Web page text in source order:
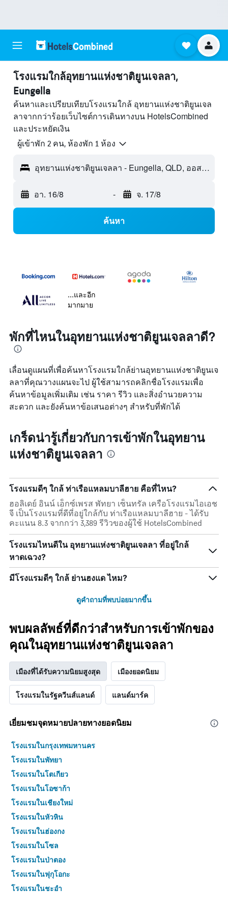
โรงแรมใกล้อุทยานแห่งชาติยูนเจลลา,
Eungella
ค้นหาและเปรียบเทียบโรงแรมใกล้ อุทยานแห่งชาติยูนเจล
ลาจากกว่าร้อยเว็บไซต์การเดินทางบน HotelsCombined
และประหยัดเงิน
ผู้เข้าพัก 2 คน, ห้องพัก 1 ห้อง
อุทยานแห่งชาติยูนเจลลา - Eungella, QLD, ออสเตรเลีย
อา. 16/8 - จ. 17/8
ค้นหา
...และอีก
มากมาย
พักที่ไหนในอุทยานแห่งชาติยูนเจลลาดี?
เลื่อนดูแผนที่เพื่อค้นหาโรงแรมใกล้ย่านอุทยานแห่งชาติยูนเจ
ลลาที่คุณวางแผนจะไป ผู้ใช้สามารถคลิกชื่อโรงแรมเพื่อ
ค้นหาข้อมูลเพิ่มเติม เช่น ราคา รีวิว และสิ่งอำนวยความ
สะดวก และยังค้นหาข้อเสนอต่างๆ สำหรับที่พักได้
เกร็ดน่ารู้เกี่ยวกับการเข้าพักในอุทยาน
แห่งชาติยูนเจลลา
โรงแรมดีๆ ใกล้ ท่าเรือแหลมบาลีฮาย คือที่ไหน?
ฮอลิเดย์ อินน์ เอ็กซ์เพรส พัทยา เซ็นทรัล เครือโรงแรมไอเอช
จี เป็นโรงแรมที่ดีที่อยู่ใกล้กับ ท่าเรือแหลมบาลีฮาย - ได้รับ
คะแนน 8.3 จากกว่า 3,389 รีวิวของผู้ใช้ HotelsCombined
โรงแรมไหนดีใน อุทยานแห่งชาติยูนเจลลา ที่อยู่ใกล้
หาดเฉวง?
มีโรงแรมดีๆ ใกล้ ย่านฮงแด ไหม?
ดูคำถามที่พบบ่อยมากขึ้น
พบผลลัพธ์ที่ดีกว่าสำหรับการเข้าพักของ
คุณในอุทยานแห่งชาติยูนเจลลา
เมืองที่ได้รับความนิยมสูงสุด เมืองยอดนิยม
โรงแรมในรัฐควีนส์แลนด์ แลนด์มาร์ค
เยี่ยมชมจุดหมายปลายทางยอดนิยม
โรงแรมในกรุงเทพมหานคร
โรงแรมในพัทยา
โรงแรมในโตเกียว
โรงแรมในโอซาก้า
โรงแรมในเชียงใหม่
โรงแรมในหัวหิน
โรงแรมในฮ่องกง
โรงแรมในโซล
โรงแรมในป่าตอง
โรงแรมในฟุกุโอกะ
โรงแรมในชะอำ